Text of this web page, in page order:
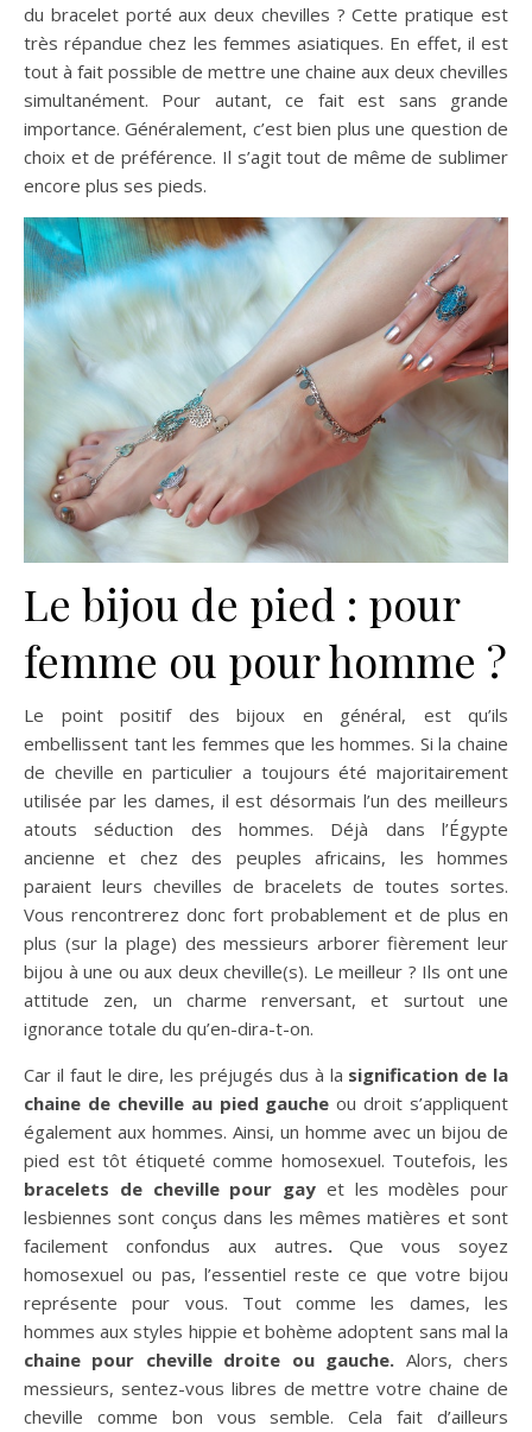
du bracelet porté aux deux chevilles ? Cette pratique est
très répandue chez les femmes asiatiques. En effet, il est
tout à fait possible de mettre une chaine aux deux chevilles
simultanément. Pour autant, ce fait est sans grande
importance. Généralement, c’est bien plus une question de
choix et de préférence. Il s’agit tout de même de sublimer
encore plus ses pieds.
Le bijou de pied : pour
femme ou pour homme ?
Le point positif des bijoux en général, est qu’ils
embellissent tant les femmes que les hommes. Si la chaine
de cheville en particulier a toujours été majoritairement
utilisée par les dames, il est désormais l’un des meilleurs
atouts séduction des hommes. Déjà dans l’Égypte
ancienne et chez des peuples africains, les hommes
paraient leurs chevilles de bracelets de toutes sortes.
Vous rencontrerez donc fort probablement et de plus en
plus (sur la plage) des messieurs arborer fièrement leur
bijou à une ou aux deux cheville(s). Le meilleur ? Ils ont une
attitude zen, un charme renversant, et surtout une
ignorance totale du qu’en-dira-t-on.
Car il faut le dire, les préjugés dus à la signification de la
chaine de cheville au pied gauche ou droit s’appliquent
également aux hommes. Ainsi, un homme avec un bijou de
pied est tôt étiqueté comme homosexuel. Toutefois, les
bracelets de cheville pour gay et les modèles pour
lesbiennes sont conçus dans les mêmes matières et sont
facilement confondus aux autres.Que vous soyez
homosexuel ou pas, l’essentiel reste ce que votre bijou
représente pour vous. Tout comme les dames, les
hommes aux styles hippie et bohème adoptent sans mal la
chaine pour cheville droite ou gauche. Alors, chers
messieurs, sentez-vous libres de mettre votre chaine de
cheville comme bon vous semble. Cela fait d’ailleurs